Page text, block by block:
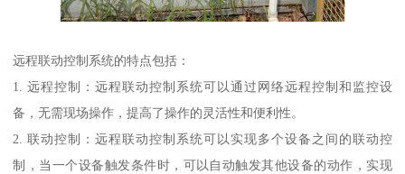
远程联动控制系统的特点包括：
1. 远程控制：远程联动控制系统可以通过网络远程控制和监控设
备，无需现场操作，提高了操作的灵活性和便利性。
2. 联动控制：远程联动控制系统可以实现多个设备之间的联动控
制，当一个设备触发条件时，可以自动触发其他设备的动作，实现